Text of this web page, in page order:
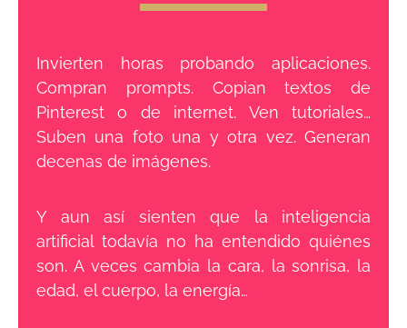
Invierten horas probando aplicaciones.
Compran prompts. Copian textos de
Pinterest o de internet. Ven tutoriales…
Suben una foto una y otra vez. Generan
decenas de imágenes.
Y aun así sienten que la inteligencia
artificial todavía no ha entendido quiénes
son. A veces cambia la cara, la sonrisa, la
edad, el cuerpo, la energía…